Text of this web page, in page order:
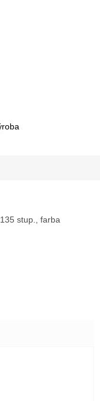
stup., farba
hviezdičiek.